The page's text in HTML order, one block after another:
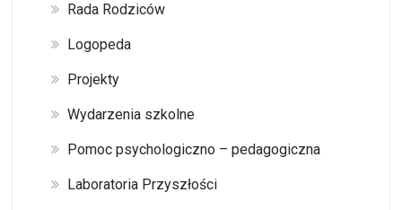
Rada Rodziców
Logopeda
Projekty
Wydarzenia szkolne
Pomoc psychologiczno – pedagogiczna
Laboratoria Przyszłości